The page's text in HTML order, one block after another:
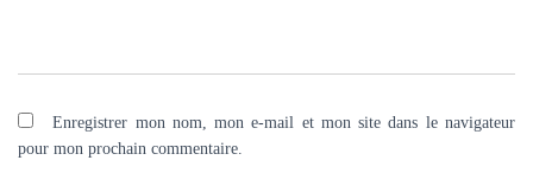
Enregistrer mon nom, mon e-mail et mon site dans le navigateur
pour mon prochain commentaire.